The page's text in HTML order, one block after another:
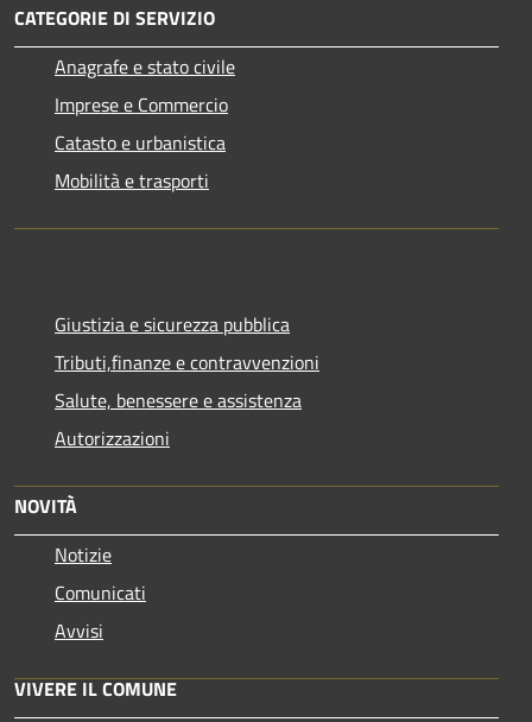
CATEGORIE DI SERVIZIO
Anagrafe e stato civile
Imprese e Commercio
Catasto e urbanistica
Mobilità e trasporti
Giustizia e sicurezza pubblica
Tributi,finanze e contravvenzioni
Salute, benessere e assistenza
Autorizzazioni
NOVITÀ
Notizie
Comunicati
Avvisi
VIVERE IL COMUNE